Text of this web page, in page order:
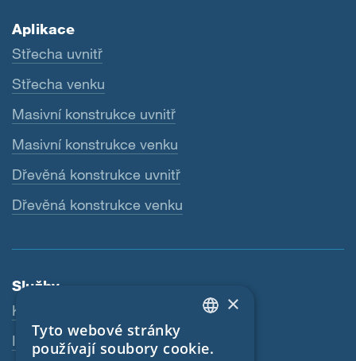
Aplikace
Střecha uvnitř
Střecha venku
Masivní konstrukce uvnitř
Masivní konstrukce venku
Dřevěná konstrukce uvnitř
Dřevěná konstrukce venku
Služby
Ke stažení
Internetový obchod
×
Tyto webové stránky
používají soubory cookie.